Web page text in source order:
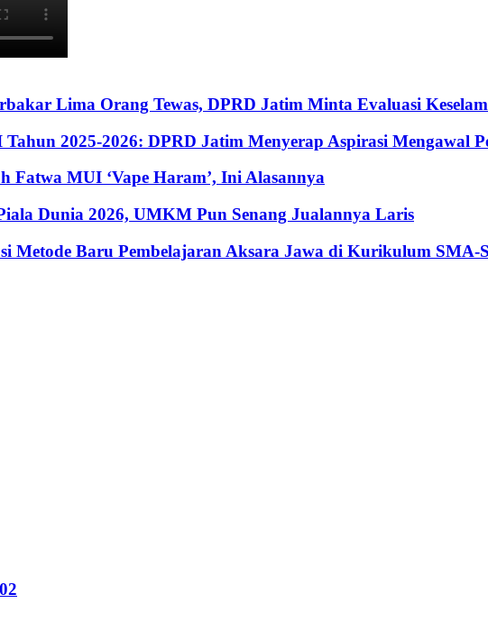
Lima Orang Tewas, DPRD Jatim Minta Evaluasi
Tahun 2025-2026: DPRD Jatim Menyerap Aspirasi Mengawal
Fatwa MUI ‘Vape Haram’, Ini Alasannya
Dunia 2026, UMKM Pun Senang Jualannya Laris
Metode Baru Pembelajaran Aksara Jawa di Kurikulum SMA-